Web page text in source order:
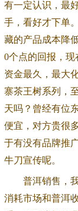
有一定认识，最
手，看好才下单
藏的产品成本降
0个点的回报，
资金最久，最大
寨茶王树系列，
天吗？曾经有位
便宜，对方贵很
于有没有品牌推
牛刀宣传呢。
普洱销售，
消耗市场和普洱